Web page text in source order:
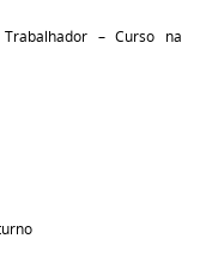
– Curso na